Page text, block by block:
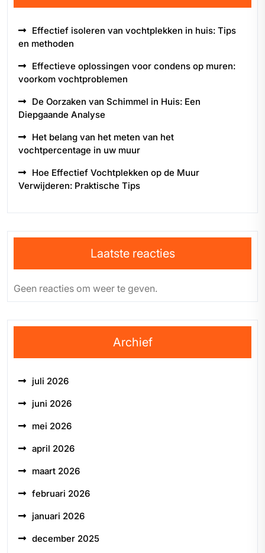
Effectief isoleren van vochtplekken in huis: Tips
en methoden
Effectieve oplossingen voor condens op muren:
voorkom vochtproblemen
De Oorzaken van Schimmel in Huis: Een
Diepgaande Analyse
Het belang van het meten van het
vochtpercentage in uw muur
Hoe Effectief Vochtplekken op de Muur
Verwijderen: Praktische Tips
Laatste reacties
Geen reacties om weer te geven.
Archief
juli 2026
juni 2026
mei 2026
april 2026
maart 2026
februari 2026
januari 2026
december 2025